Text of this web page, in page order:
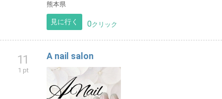
熊本県
見に行く 0クリック
11
1 pt
A nail salon